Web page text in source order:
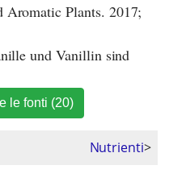
Aromatic Plants. 2017;
und Vanillin sind
le fonti (20)
Nutrienti>